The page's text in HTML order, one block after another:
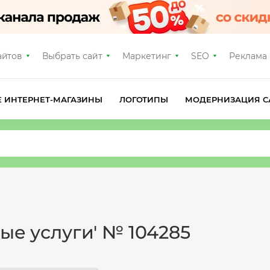
Выбрать сайт Маркетинг SEO Реклама
ИНТЕРНЕТ-МАГАЗИНЫ ЛОГОТИПЫ МОДЕРНИЗАЦИЯ
услуги' № 104285